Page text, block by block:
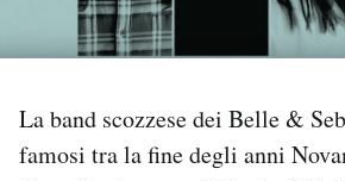
I MIEI PREFERITI
SHOP
La band scozzese dei Belle &
famosi tra la fine degli anni